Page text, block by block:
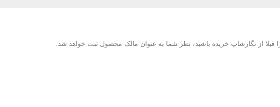
قبلا از نگارشاپ خریده باشید، نظر شما به عنوان مالک محصول ثبت خواهد شد.